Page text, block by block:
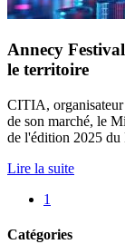
Annecy
le territoire
CITIA,
de son marché, le
de l'édition 2025 du
Lire la suite
1
Catégories